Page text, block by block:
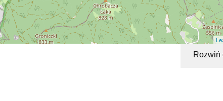
Rozwiń